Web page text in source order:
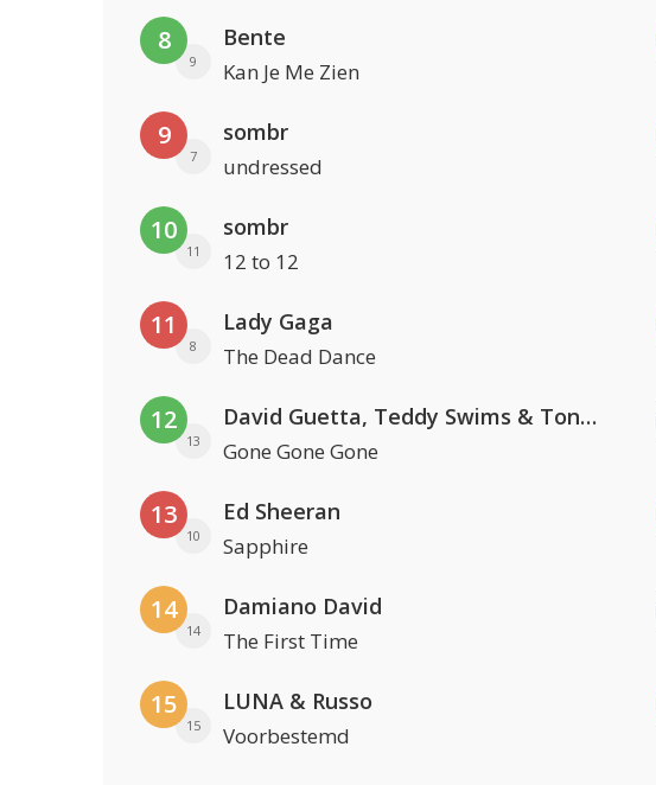
8
9
Bente
Kan Je Me Zien
9
7
sombr
undressed
10
11
sombr
12 to 12
11
8
Lady Gaga
The Dead Dance
12
13
David Guetta, Teddy Swims & Tones And I
Gone Gone Gone
13
10
Ed Sheeran
Sapphire
14
14
Damiano David
The First Time
15
15
LUNA & Russo
Voorbestemd